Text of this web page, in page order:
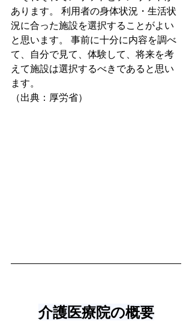
あります。 利用者の身体状況・生活状
況に合った施設を選択することがよい
と思います。 事前に十分に内容を調べ
て、自分で見て、体験して、将来を考
えて施設は選択するべきであると思い
ます。
（出典：厚労省）
介護医療院の概要